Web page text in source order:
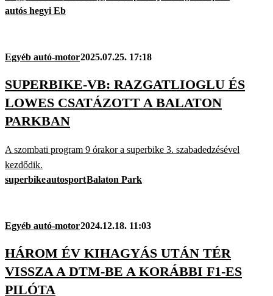
autós hegyi Eb
Egyéb autó-motor2025.07.25. 17:18
SUPERBIKE-VB: RAZGATLIOGLU ÉS
LOWES CSATÁZOTT A BALATON
PARKBAN
A szombati program 9 órakor a superbike 3. szabadedzésével
kezdődik.
superbikeautosportBalaton Park
Egyéb autó-motor2024.12.18. 11:03
HÁROM ÉV KIHAGYÁS UTÁN TÉR
VISSZA A DTM-BE A KORÁBBI F1-ES
PILÓTA